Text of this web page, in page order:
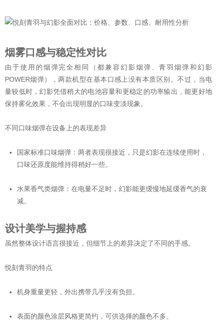
烟雾口感与稳定性对比
由于使用的烟弹完全相同（都兼容幻影烟弹、青羽烟弹和幻影
POWER烟弹），两款机型在基本口感上没有本质区别。不过，当电
量较低时，幻影凭借稍大的电池容量和更稳定的功率输出，能更好地
保持雾化效果，不会出现明显的口味变淡现象。
不同口味烟弹在设备上的表现差异
国家标准口味烟弹：两者表现很接近，只是幻影在连续使用时，
口味还原度能维持得稍好一些。
水果香气类烟弹：在电量不足时，幻影能更缓慢地延缓香气的衰
减。
设计美学与握持感
虽然整体设计语言很接近，但细节上的差异决定了不同的手感。
悦刻青羽的特点
机身重量更轻，外出携带几乎没有负担。
表面的颜色涂层风格更简约，可供选择的颜色不多。